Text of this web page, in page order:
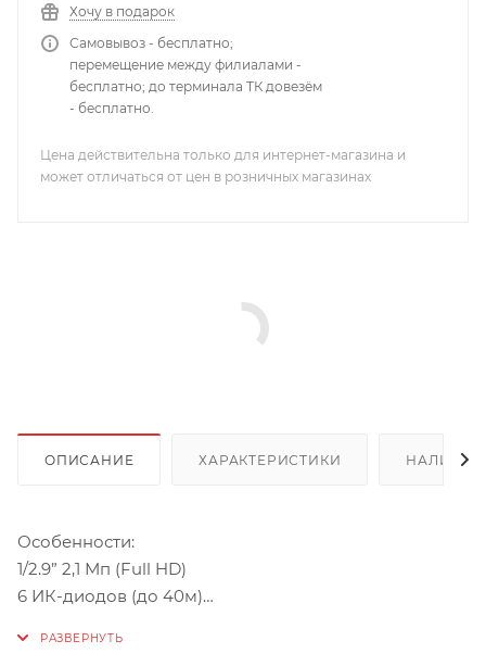
Хочу в подарок
Самовывоз - бесплатно;
перемещение между филиалами -
бесплатно; до терминала ТК довезём
- бесплатно.
Цена действительна только для интернет-магазина и
может отличаться от цен в розничных магазинах
ОПИСАНИЕ ХАРАКТЕРИСТИКИ НАЛИЧИЕ
Особенности:
1/2.9” 2,1 Мп (Full HD)
6 ИК-диодов (до 40м)